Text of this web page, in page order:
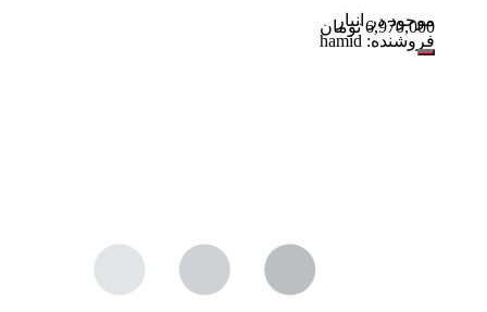
موجود در انبار
فروشنده: hamid
6,970,000 تومان